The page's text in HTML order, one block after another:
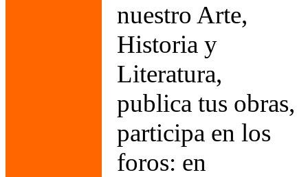
nuestro Arte,
Historia y
Literatura,
publica tus obras,
participa en los
foros: en